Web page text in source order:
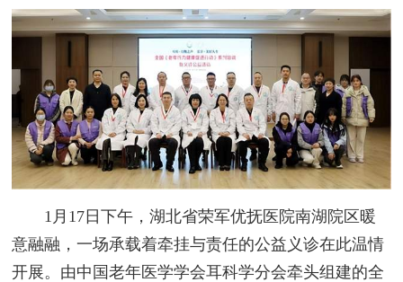
1月17日下午，湖北省荣军优抚医院南湖院区暖
意融融，一场承载着牵挂与责任的公益义诊在此温情
开展。由中国老年医学学会耳科学分会牵头组建的全